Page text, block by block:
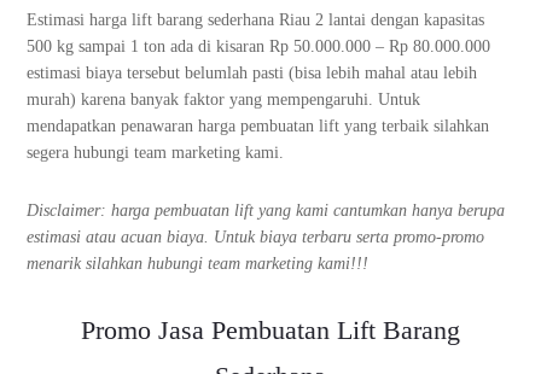
Estimasi harga lift barang sederhana Riau 2 lantai dengan kapasitas
500 kg sampai 1 ton ada di kisaran Rp 50.000.000 – Rp 80.000.000
estimasi biaya tersebut belumlah pasti (bisa lebih mahal atau lebih
murah) karena banyak faktor yang mempengaruhi. Untuk
mendapatkan penawaran harga pembuatan lift yang terbaik silahkan
segera hubungi team marketing kami.
Disclaimer: harga pembuatan lift yang kami cantumkan hanya berupa
estimasi atau acuan biaya. Untuk biaya terbaru serta promo-promo
menarik silahkan hubungi team marketing kami!!!
Promo Jasa Pembuatan Lift Barang